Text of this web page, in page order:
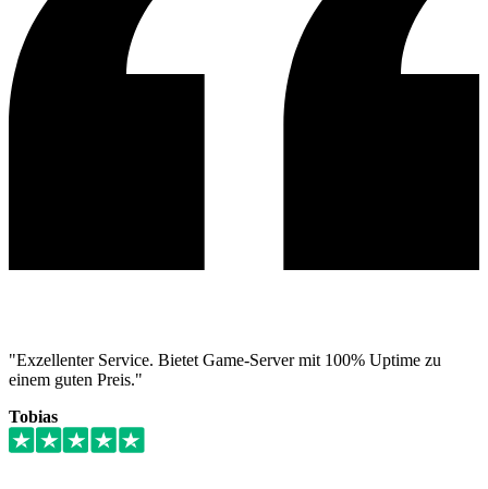
"Exzellenter Service. Bietet Game-Server mit 100% Uptime zu
einem guten Preis."
Tobias